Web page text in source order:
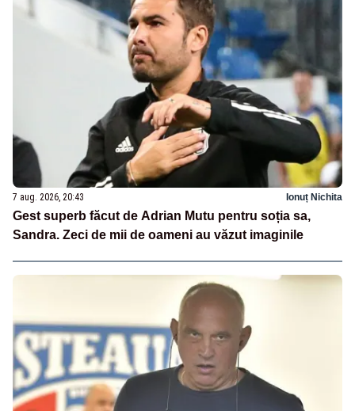
7 aug. 2026, 20:43 Ionuț Nichita
Gest superb făcut de Adrian Mutu pentru soția sa,
Sandra. Zeci de mii de oameni au văzut imaginile